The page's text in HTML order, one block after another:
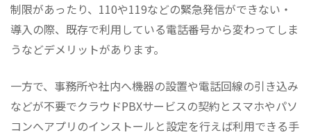
制限があったり、110や119などの緊急発信ができない・
導入の際、既存で利用している電話番号から変わってしま
うなどデメリットがあります。
一方で、事務所や社内へ機器の設置や電話回線の引き込み
などが不要でクラウドPBXサービスの契約とスマホやパソ
コンへアプリのインストールと設定を行えば利用できる手